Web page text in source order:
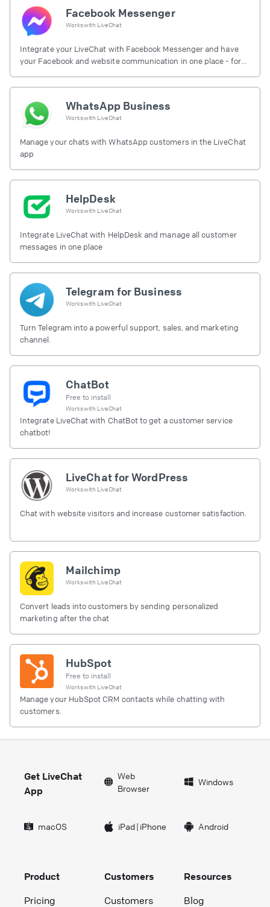
Facebook Messenger
Works with LiveChat
Integrate your LiveChat with Facebook Messenger and have
your Facebook and website communication in one place - for
WhatsApp Business
Works with LiveChat
Manage your chats with WhatsApp customers in the LiveChat
app
HelpDesk
Works with LiveChat
Integrate LiveChat with HelpDesk and manage all customer
messages in one place
Telegram for Business
Works with LiveChat
Turn Telegram into a powerful support, sales, and marketing
channel.
ChatBot
Free to install
Works with LiveChat
Integrate LiveChat with ChatBot to get a customer service
chatbot!
LiveChat for WordPress
Works with LiveChat
Chat with website visitors and increase customer satisfaction.
Mailchimp
Works with LiveChat
Convert leads into customers by sending personalized
marketing after the chat
HubSpot
Free to install
Works with LiveChat
Manage your HubSpot CRM contacts while chatting with
customers.
Get LiveChat
App
Web
Browser
Windows
macOS iPad| iPhone Android
Product
Pricing
Customers
Customers
Resources
Blog